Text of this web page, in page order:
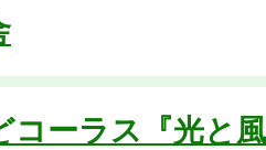
コーラス『光と